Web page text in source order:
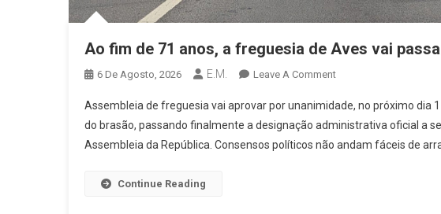
Ao fim de 71 anos, a freguesia de Aves vai
6 De Agosto, 2026 E.M. Leave A CommentOn
Fim
De
71
Assembleia de freguesia vai aprovar por unanimidade, no próximo dia
do brasão, passando finalmente a designação administrativa oficial a
Assembleia da República. Consensos políticos não andam fáceis de
Continue Reading